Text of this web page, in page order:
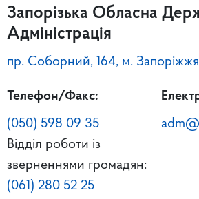
Запорізька Обласна
Адміністрація
пр. Соборний, 164, м.
Телефон/Факс:
(050) 598 09 35
Відділ роботи із
зверненнями громадян:
(061) 280 52 25